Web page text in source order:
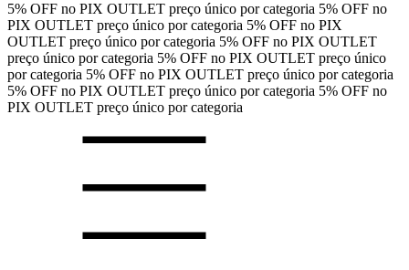
5% OFF no PIX OUTLET preço único por categoria 5% OFF no
PIX OUTLET preço único por categoria 5% OFF no PIX
OUTLET preço único por categoria 5% OFF no PIX OUTLET
preço único por categoria 5% OFF no PIX OUTLET preço único
por categoria 5% OFF no PIX OUTLET preço único por categoria
5% OFF no PIX OUTLET preço único por categoria 5% OFF no
PIX OUTLET preço único por categoria